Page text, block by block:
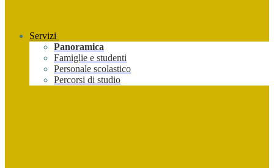
Servizi
Panoramica
Famiglie e studenti
Personale scolastico
Percorsi di studio